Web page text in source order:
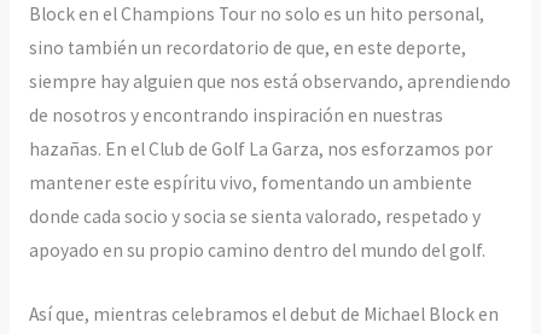
Block en el Champions Tour no solo es un hito personal,
sino también un recordatorio de que, en este deporte,
siempre hay alguien que nos está observando, aprendiendo
de nosotros y encontrando inspiración en nuestras
hazañas. En el Club de Golf La Garza, nos esforzamos por
mantener este espíritu vivo, fomentando un ambiente
donde cada socio y socia se sienta valorado, respetado y
apoyado en su propio camino dentro del mundo del golf.
Así que, mientras celebramos el debut de Michael Block en